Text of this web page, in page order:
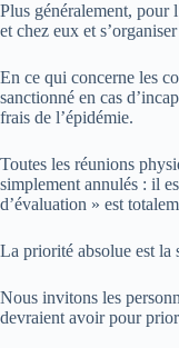
Plus généralement, pour
et chez eux et
En ce qui concerne les
sanctionné en cas
frais de l’épidémie.
Toutes les réunions
simplement annulés : il
d’évaluation » est
La priorité absolue est la
Nous invitons les
devraient avoir pour